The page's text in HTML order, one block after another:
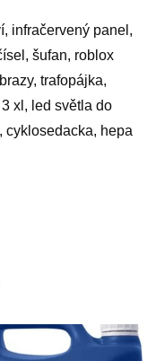
infračervený panel,
šufan, roblox
trafopájka,
xl, led světla do
cyklosedacka, hepa